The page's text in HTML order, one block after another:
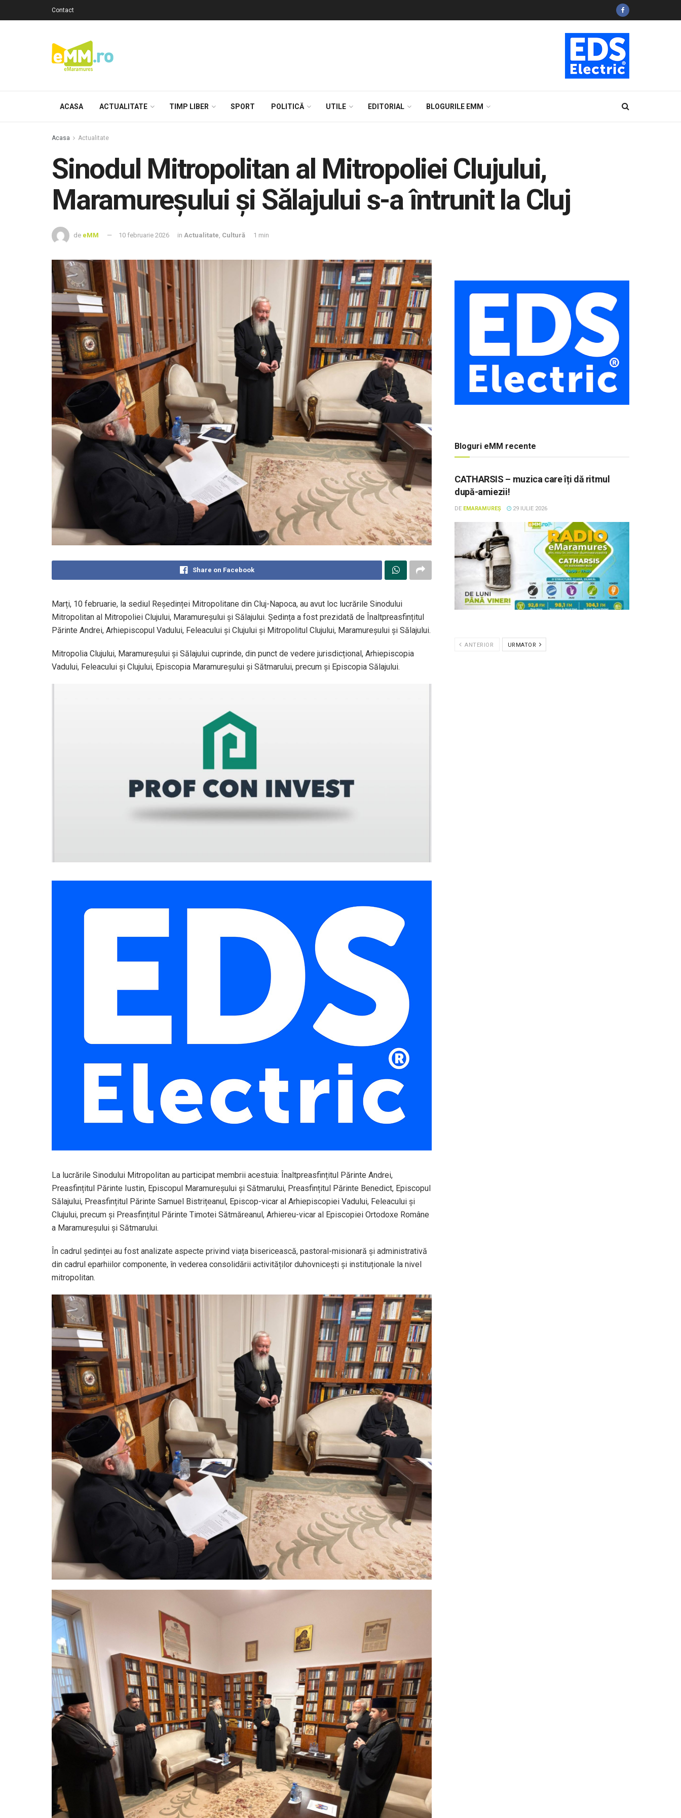
Contact
ACASA ACTUALITATE TIMP LIBER SPORT POLITICĂ UTILE EDITORIAL BLOGURILE EMM
Acasa Actualitate
Sinodul Mitropolitan al Mitropoliei Clujului,
Maramureșului și Sălajului s-a întrunit la Cluj
de eMM 10 februarie 2026 in Actualitate, Cultură 1 min
Share on Facebook
Marți, 10 februarie, la sediul Reședinței Mitropolitane din Cluj-Napoca, au avut loc lucrările Sinodului
Mitropolitan al Mitropoliei Clujului, Maramureșului și Sălajului. Ședința a fost prezidată de Înaltpreasfințitul
Părinte Andrei, Arhiepiscopul Vadului, Feleacului și Clujului și Mitropolitul Clujului, Maramureșului și Sălajului.
Mitropolia Clujului, Maramureșului și Sălajului cuprinde, din punct de vedere jurisdicțional, Arhiepiscopia
Vadului, Feleacului și Clujului, Episcopia Maramureșului și Sătmarului, precum și Episcopia Sălajului.
La lucrările Sinodului Mitropolitan au participat membrii acestuia: Înaltpreasfințitul Părinte Andrei,
Preasfințitul Părinte Iustin, Episcopul Maramureșului și Sătmarului, Preasfințitul Părinte Benedict, Episcopul
Sălajului, Preasfințitul Părinte Samuel Bistrițeanul, Episcop-vicar al Arhiepiscopiei Vadului, Feleacului și
Clujului, precum și Preasfințitul Părinte Timotei Sătmăreanul, Arhiereu-vicar al Episcopiei Ortodoxe Române
a Maramureșului și Sătmarului.
În cadrul ședinței au fost analizate aspecte privind viața bisericească, pastoral-misionară și administrativă
din cadrul eparhiilor componente, în vederea consolidării activităților duhovnicești și instituționale la nivel
mitropolitan.
Bloguri eMM recente
CATHARSIS – muzica care îți dă ritmul
după-amiezii!
DE EMARAMUREȘ 29 IULIE 2026
ANTERIOR URMATOR